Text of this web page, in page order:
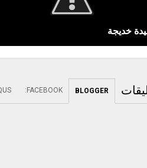
خديجة
BLOGGER
FACEBOOK
: